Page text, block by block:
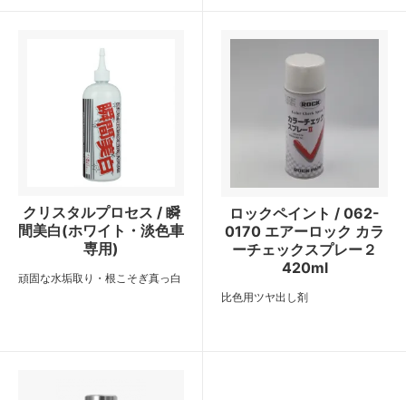
クリスタルプロセス / 瞬
間美白(ホワイト・淡色車
専用)
頑固な水垢取り・根こそぎ真っ白
ロックペイント / 062-
0170 エアーロック カラ
ーチェックスプレー２
420ml
比色用ツヤ出し剤